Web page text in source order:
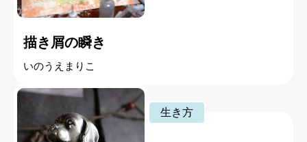
描き屑の瞬き
いのうえまりこ
生き方